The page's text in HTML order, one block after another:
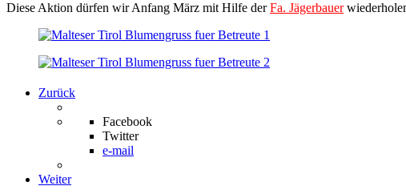
Diese Aktion dürfen wir Anfang März mit Hilfe derFa. Jägerbauer
Zurück
Facebook
Twitter
e-mail
Weiter